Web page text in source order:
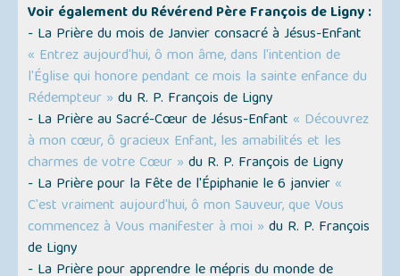
Voir également du Révérend Père François de Ligny :
- La Prière du mois de Janvier consacré à Jésus-Enfant
« Entrez aujourd'hui, ô mon âme, dans l'intention de
l'Église qui honore pendant ce mois la sainte enfance du
Rédempteur » du R. P. François de Ligny
- La Prière au Sacré-Cœur de Jésus-Enfant « Découvrez
à mon cœur, ô gracieux Enfant, les amabilités et les
charmes de votre Cœur » du R. P. François de Ligny
- La Prière pour la Fête de l'Épiphanie le 6 janvier «
C'est vraiment aujourd'hui, ô mon Sauveur, que Vous
commencez à Vous manifester à moi » du R. P. François
de Ligny